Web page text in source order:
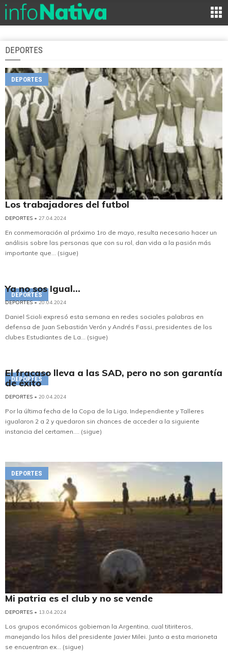
DEPORTES
DEPORTES
Los trabajadores del futbol
DEPORTES • 27.04.2024
En conmemoración al próximo 1ro de mayo, resulta necesario hacer un
análisis sobre las personas que con su rol, dan vida a la pasión más
importante que... (sigue)
DEPORTES
Ya no sos Igual...
DEPORTES• 20.04.2024
Daniel Scioli expresó esta semana en redes sociales palabras en
defensa de Juan Sebastián Verón y Andrés Fassi, presidentes de los
clubes Estudiantes de La... (sigue)
DEPORTES
El fracaso lleva a las SAD, pero no son garantía
de éxito
DEPORTES • 20.04.2024
Por la última fecha de la Copa de la Liga, Independiente y Talleres
igualaron 2 a 2 y quedaron sin chances de acceder a la siguiente
instancia del certamen.... (sigue)
DEPORTES
Mi patria es el club y no se vende
DEPORTES • 13.04.2024
Los grupos económicos gobiernan la Argentina, cual titiriteros,
manejando los hilos del presidente Javier Milei. Junto a esta marioneta
se encuentran ex... (sigue)